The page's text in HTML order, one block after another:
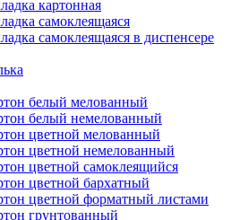
картонная
самоклеящаяся
самоклеящаяся в диспенсере
белый мелованный
белый немелованный
цветной мелованный
цветной немелованный
цветной самоклеящийся
цветной бархатный
цветной форматный листами
грунтованный